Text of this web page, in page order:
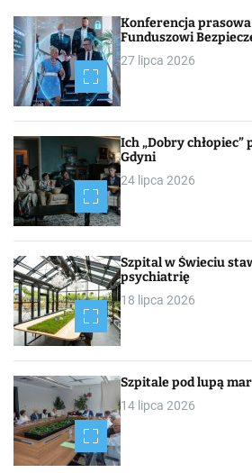
Konferencja
Funduszowi
27 lipca 2026
Ich „Dobry chłopiec”
Gdyni
24 lipca 2026
Szpital w Świeciu
psychiatrię
18 lipca 2026
Szpitale pod lupą
14 lipca 2026